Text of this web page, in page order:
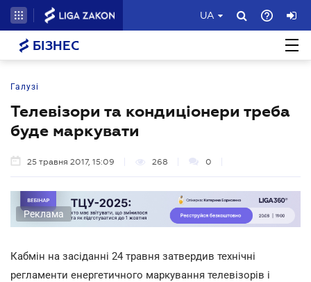
UA
БІЗНЕС
Галузі
Телевізори та кондиціонери треба
буде маркувати
25 травня 2017, 15:09 268 0
Реклама
Кабмін на засіданні 24 травня затвердив технічні
регламенти енергетичного маркування телевізорів і